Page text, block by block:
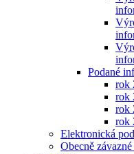
Podané
rok
rok
rok
rok
Elektronická
Obecně